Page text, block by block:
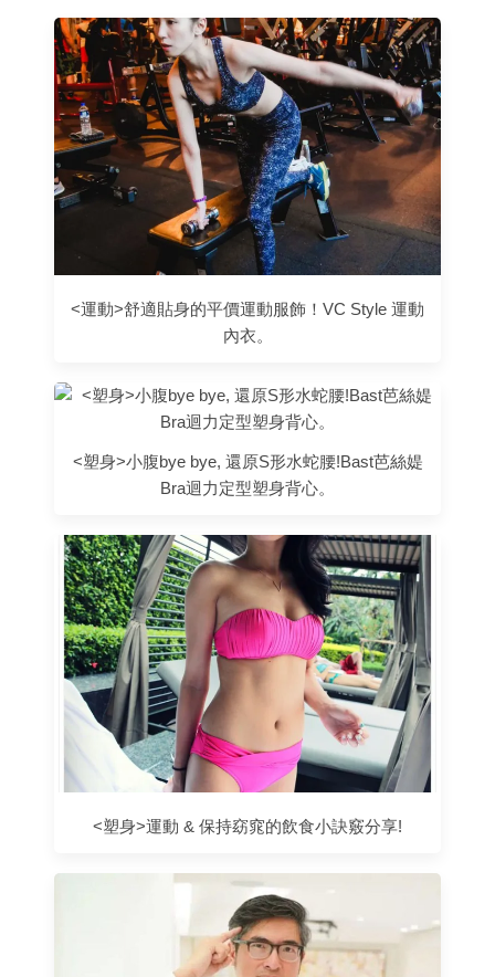
<運動>舒適貼身的平價運動服飾！VC Style 運動
內衣。
<塑身>小腹bye bye, 還原S形水蛇腰!Bast芭絲媞
Bra迴力定型塑身背心。
<塑身>運動 & 保持窈窕的飲食小訣竅分享!